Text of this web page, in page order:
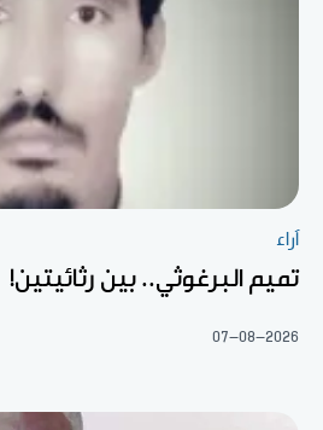
آراء
تميم البرغوثي.. بين رثائيتين!
07-08-2026